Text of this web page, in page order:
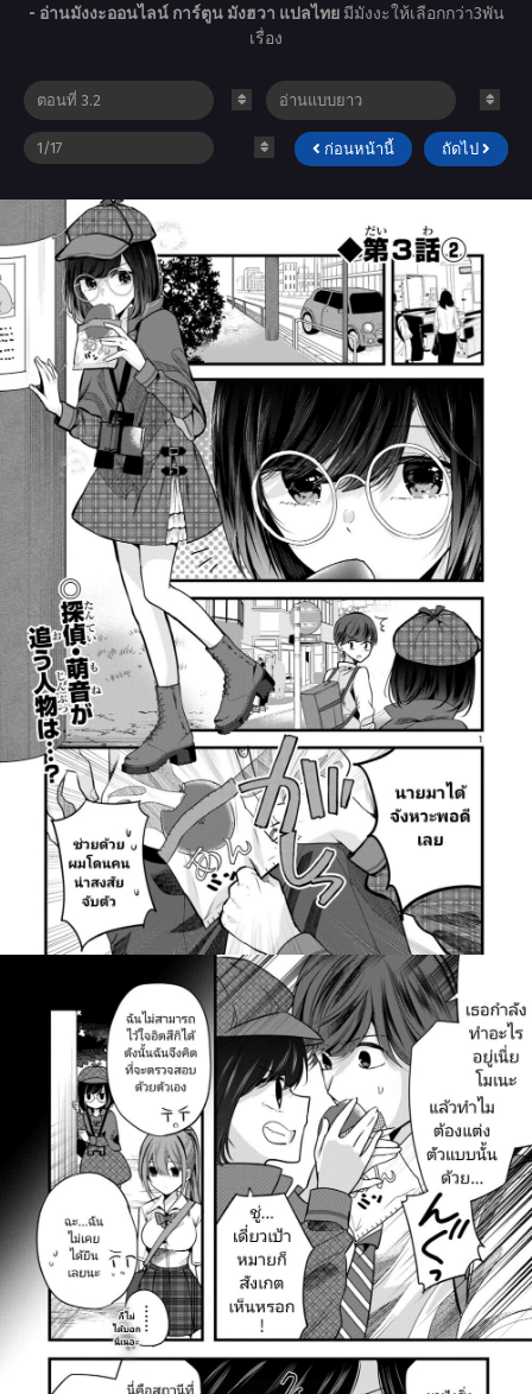
- อ่านมังงะออนไลน์ การ์ตูน มังฮวา แปลไทย มีมังงะให้เลือกกว่า3พัน
เรื่อง
ก่อนหน้านี้ ถัดไป